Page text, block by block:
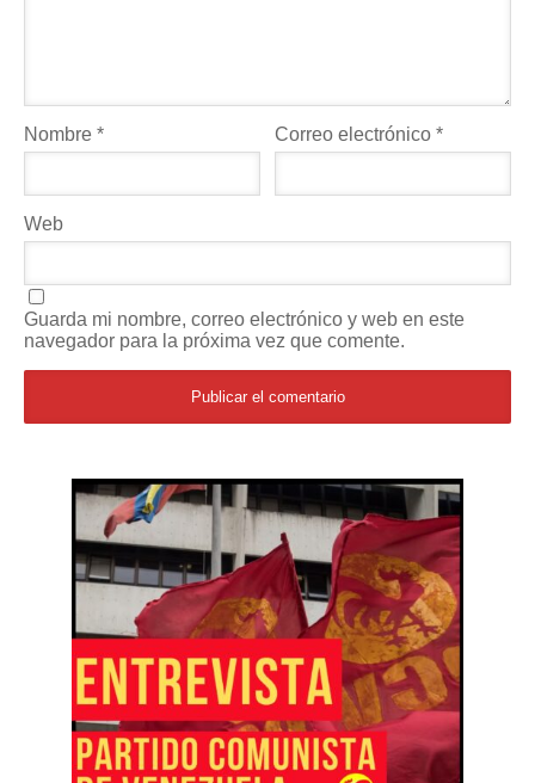
Nombre * Correo electrónico*
Web
Guarda mi nombre, correo electrónico y web en este
navegador para la próxima vez que comente.